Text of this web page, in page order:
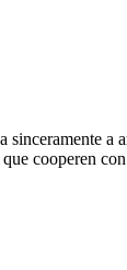
sinceramente a
cooperen